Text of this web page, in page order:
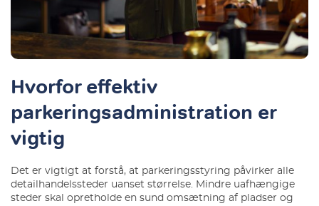
Hvorfor effektiv
parkeringsadministration er
vigtig
Det er vigtigt at forstå, at parkeringsstyring påvirker alle
detailhandelssteder uanset størrelse. Mindre uafhængige
steder skal opretholde en sund omsætning af pladser og